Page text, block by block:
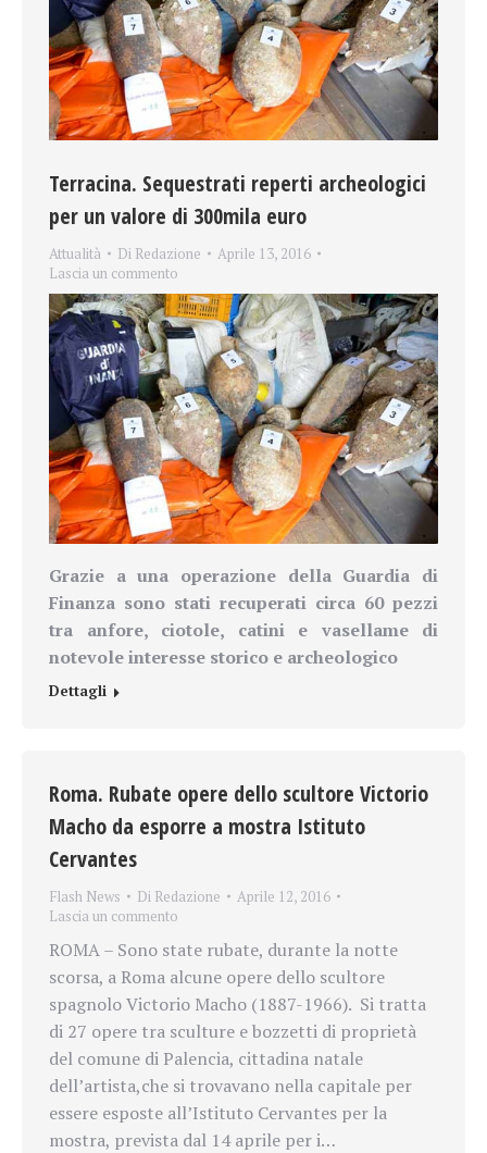
Terracina. Sequestrati reperti archeologici
per un valore di 300mila euro
Attualità Di Redazione
Aprile 13, 2016
Lascia un commento
Grazie a una operazione della Guardia di
Finanza sono stati recuperati circa 60 pezzi
tra anfore, ciotole, catini e vasellame di
notevole interesse storico e archeologico
Dettagli
Roma. Rubate opere dello scultore Victorio
Macho da esporre a mostra Istituto
Cervantes
Flash News Di Redazione
Aprile 12, 2016
Lascia un commento
ROMA – Sono state rubate, durante la notte
scorsa, a Roma alcune opere dello scultore
spagnolo Victorio Macho (1887-1966). Si tratta
di 27 opere tra sculture e bozzetti di proprietà
del comune di Palencia, cittadina natale
dell’artista,che si trovavano nella capitale per
essere esposte all’Istituto Cervantes per la
mostra, prevista dal 14 aprile per i…